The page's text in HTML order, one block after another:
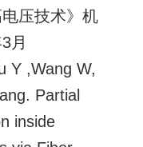
压技术》机
月
Y ,Wang W,
Partial
inside